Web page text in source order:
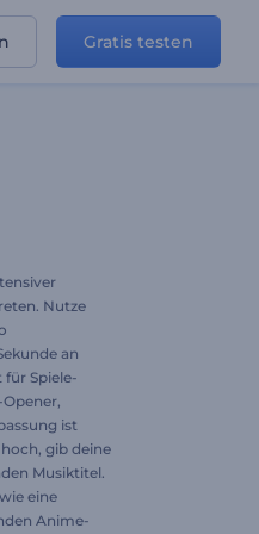
Gratis testen
Nutze
an
Spiele-
ist
gib deine
Musiktitel.
eine
Anime-